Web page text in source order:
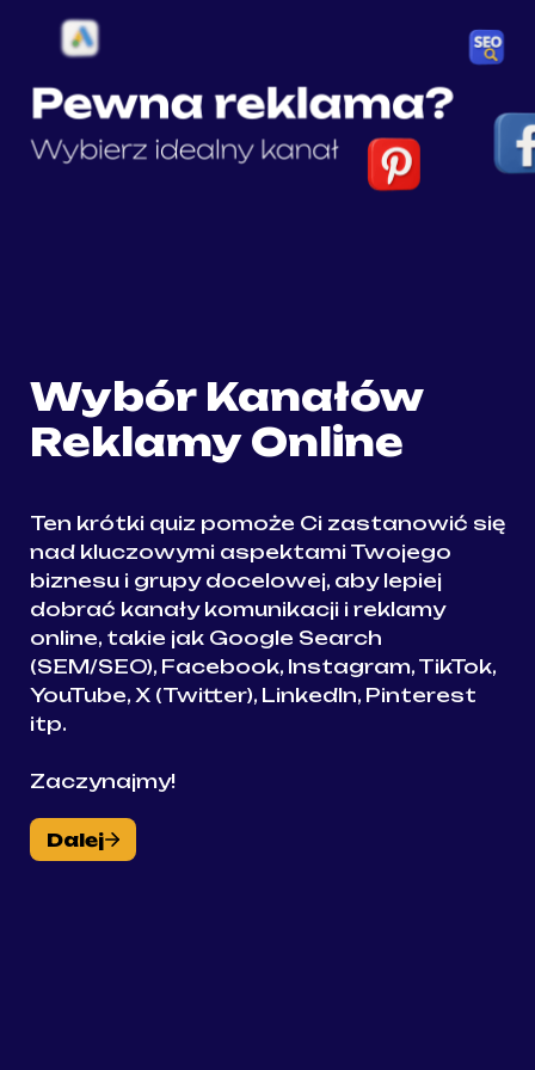
Wybór Kanałów
Ten krótki quiz pomoże Ci zastanowić się
nad kluczowymi aspektami Twojego
biznesu i grupy docelowej, aby lepiej
dobrać kanały komunikacji i reklamy
online, takie jak Google Search
(SEM/SEO), Facebook, Instagram, TikTok,
YouTube, X (Twitter), LinkedIn, Pinterest
itp.
Zaczynajmy!
Dalej